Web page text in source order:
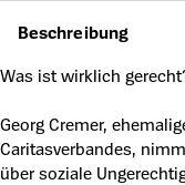
Beschreibung
Was ist wirklich
Georg Cremer,
Caritasverbandes,
über soziale